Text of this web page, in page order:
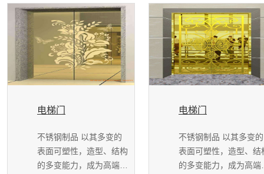
电梯门
不锈钢制品 以其多变的
表面可塑性，造型、结构
的多变能力，成为高端装
电梯门
不锈钢制品 以其多变的
表面可塑性，造型、结
的多变能力，成为高端